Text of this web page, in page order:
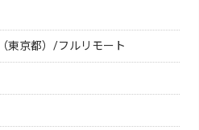
東京都）/フルリモート